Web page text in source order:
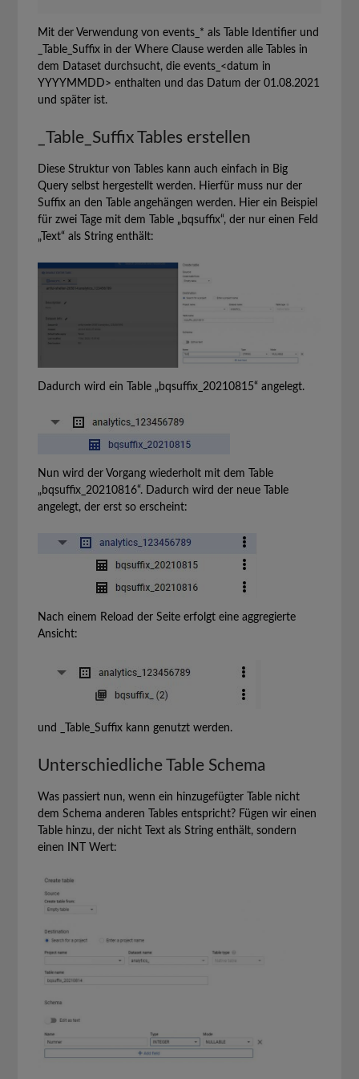
Mit der Verwendung von events_* als Table Identifier und
_Table_Suffix in der Where Clause werden alle Tables in
dem Dataset durchsucht, die events_<datum in
YYYYMMDD> enthalten und das Datum der 01.08.2021
und später ist.
_Table_Suffix Tables erstellen
Diese Struktur von Tables kann auch einfach in Big
Query selbst hergestellt werden. Hierfür muss nur der
Suffix an den Table angehängen werden. Hier ein Beispiel
für zwei Tage mit dem Table „bqsuffix“, der nur einen Feld
„Text“ als String enthält:
Dadurch wird ein Table „bqsuffix_20210815“ angelegt.
Nun wird der Vorgang wiederholt mit dem Table
„bqsuffix_20210816“. Dadurch wird der neue Table
angelegt, der erst so erscheint:
Nach einem Reload der Seite erfolgt eine aggregierte
Ansicht:
und _Table_Suffix kann genutzt werden.
Unterschiedliche Table Schema
Was passiert nun, wenn ein hinzugefügter Table nicht
dem Schema anderen Tables entspricht? Fügen wir einen
Table hinzu, der nicht Text als String enthält, sondern
einen INT Wert: